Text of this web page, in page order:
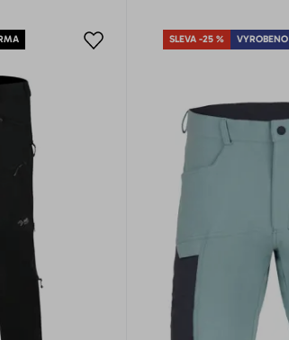
SLEVA -25 %